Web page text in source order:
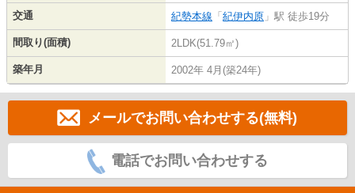
交通 紀勢本線 「 紀伊内原 」駅 徒歩19分
間取り(面積) 2LDK(51.79㎡)
築年月 2002年 4月(築24年)
メールでお問い合わせする(無料)
電話でお問い合わせする